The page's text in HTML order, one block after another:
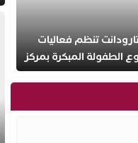
أولاد تايمة: المديرية الاقليمية لتارودانت تنظم فعاليات
الطفولة المبكرة بمركز